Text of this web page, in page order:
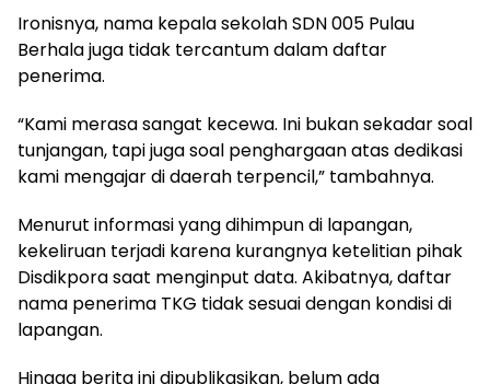
Ironisnya, nama kepala sekolah SDN 005 Pulau
Berhala juga tidak tercantum dalam daftar
penerima.
“Kami merasa sangat kecewa. Ini bukan sekadar soal
tunjangan, tapi juga soal penghargaan atas dedikasi
kami mengajar di daerah terpencil,” tambahnya.
Menurut informasi yang dihimpun di lapangan,
kekeliruan terjadi karena kurangnya ketelitian pihak
Disdikpora saat menginput data. Akibatnya, daftar
nama penerima TKG tidak sesuai dengan kondisi di
lapangan.
Hingga berita ini dipublikasikan, belum ada